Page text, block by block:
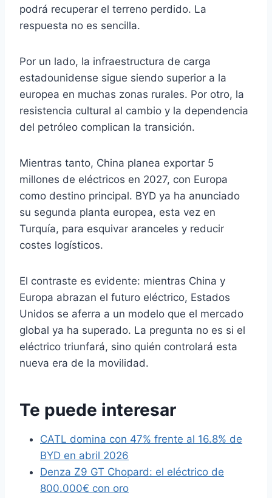
podrá recuperar el terreno perdido. La
respuesta no es sencilla.
Por un lado, la infraestructura de carga
estadounidense sigue siendo superior a la
europea en muchas zonas rurales. Por otro, la
resistencia cultural al cambio y la dependencia
del petróleo complican la transición.
Mientras tanto, China planea exportar 5
millones de eléctricos en 2027, con Europa
como destino principal. BYD ya ha anunciado
su segunda planta europea, esta vez en
Turquía, para esquivar aranceles y reducir
costes logísticos.
El contraste es evidente: mientras China y
Europa abrazan el futuro eléctrico, Estados
Unidos se aferra a un modelo que el mercado
global ya ha superado. La pregunta no es si el
eléctrico triunfará, sino quién controlará esta
nueva era de la movilidad.
Te puede interesar
CATL domina con 47% frente al 16.8% de
BYD en abril 2026
Denza Z9 GT Chopard: el eléctrico de
800.000€ con oro